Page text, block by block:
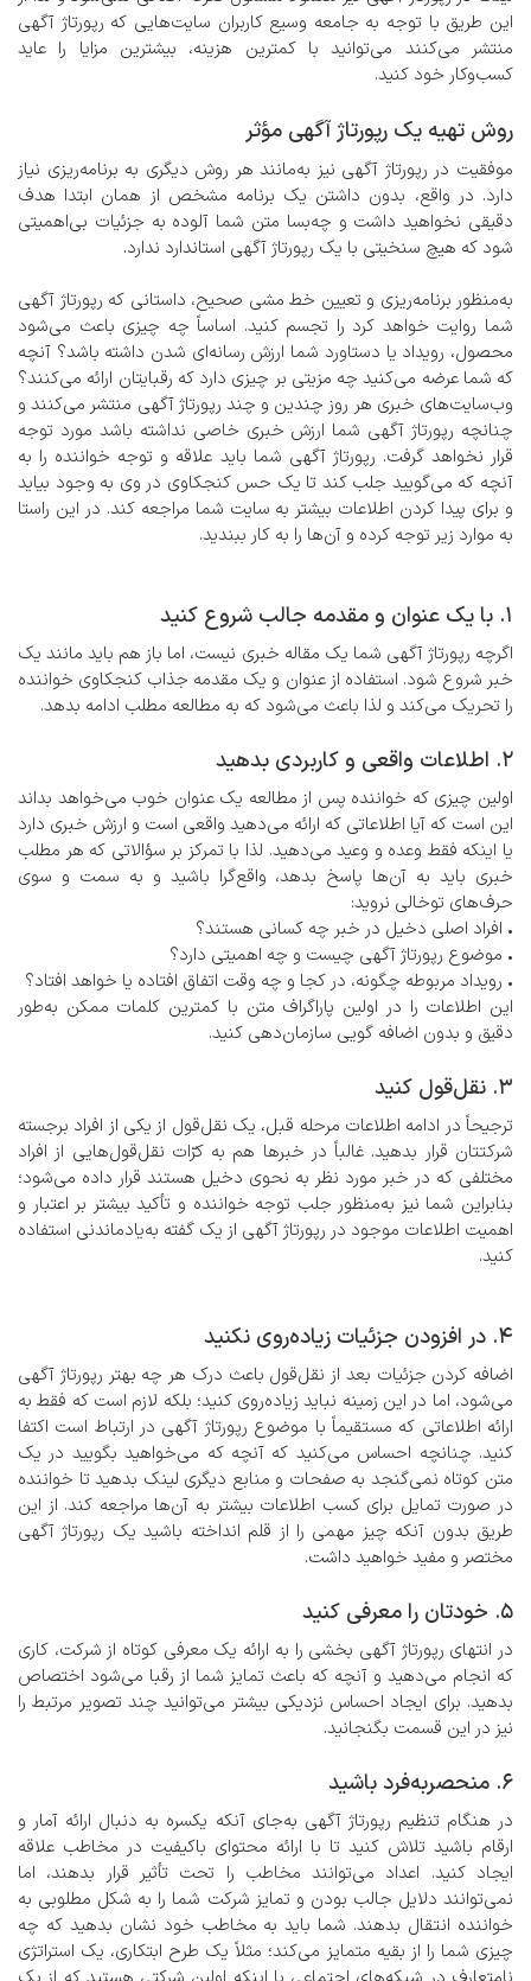
این طریق با توجه به جامعه وسیع کاربران سایت‌هایی که رپورتاژ آگهی
منتشر می‌کنند می‌توانید با کمترین هزینه، بیشترین مزایا را عاید
کسب‌وکار خود کنید.
روش تهیه یک رپورتاژ آگهی مؤثر
موفقیت در رپورتاژ آگهی نیز به‌مانند هر روش دیگری به برنامه‌ریزی نیاز
دارد. در واقع، بدون داشتن یک برنامه مشخص از همان ابتدا هدف
دقیقی نخواهید داشت و چه‌بسا متن شما آلوده به جزئیات بی‌اهمیتی
شود که هیچ سنخیتی با یک رپورتاژ آگهی استاندارد ندارد.
به‌منظور برنامه‌ریزی و تعیین خط مشی صحیح، داستانی که رپورتاژ آگهی
شما روایت خواهد کرد را تجسم کنید. اساساً چه چیزی باعث می‌شود
محصول، رویداد یا دستاورد شما ارزش رسانه‌ای شدن داشته باشد؟ آنچه
که شما عرضه می‌کنید چه مزیتی بر چیزی دارد که رقبایتان ارائه می‌کنند؟
وب‌سایت‌های خبری هر روز چندین و چند رپورتاژ آگهی منتشر می‌کنند و
چنانچه رپورتاژ آگهی شما ارزش خبری خاصی نداشته باشد مورد توجه
قرار نخواهد گرفت. رپورتاژ آگهی شما باید علاقه و توجه خواننده را به
آنچه که می‌گویید جلب کند تا یک حس کنجکاوی در وی به وجود بیاید
و برای پیدا کردن اطلاعات بیشتر به سایت شما مراجعه کند. در این راستا
به موارد زیر توجه کرده و آن‌ها را به کار ببندید.
1. با یک عنوان و مقدمه جالب شروع کنید
اگرچه رپورتاژ آگهی شما یک مقاله خبری نیست، اما باز هم باید مانند یک
خبر شروع شود. استفاده از عنوان و یک مقدمه جذاب کنجکاوی خواننده
را تحریک می‌کند و لذا باعث می‌شود که به مطالعه مطلب ادامه بدهد.
2. اطلاعات واقعی و کاربردی بدهید
اولین چیزی که خواننده پس از مطالعه یک عنوان خوب می‌خواهد بداند
این است که آیا اطلاعاتی که ارائه می‌دهید واقعی است و ارزش خبری دارد
یا اینکه فقط وعده و وعید می‌دهید. لذا با تمرکز بر سؤالاتی که هر مطلب
خبری باید به آن‌ها پاسخ بدهد، واقع‌گرا باشید و به سمت و سوی
حرف‌های توخالی نروید:
• افراد اصلی دخیل در خبر چه کسانی هستند؟
• موضوع رپورتاژ آگهی چیست و چه اهمیتی دارد؟
• رویداد مربوطه چگونه، در کجا و چه وقت اتفاق افتاده یا خواهد افتاد؟
این اطلاعات را در اولین پاراگراف متن با کمترین کلمات ممکن به‌طور
دقیق و بدون اضافه گویی سازمان‌دهی کنید.
3. نقل‌قول کنید
ترجیحاً در ادامه اطلاعات مرحله قبل، یک نقل‌قول از یکی از افراد برجسته
شرکتتان قرار بدهید. غالباً در خبرها هم به کرّات نقل‌قول‌هایی از افراد
مختلفی که در خبر مورد نظر به نحوی دخیل هستند قرار داده می‌شود؛
بنابراین شما نیز به‌منظور جلب توجه خواننده و تأکید بیشتر بر اعتبار و
اهمیت اطلاعات موجود در رپورتاژ آگهی از یک گفته به‌یادماندنی استفاده
کنید.
4. در افزودن جزئیات زیاده‌روی نکنید
اضافه کردن جزئیات بعد از نقل‌قول باعث درک هر چه بهتر رپورتاژ آگهی
می‌شود، اما در این زمینه نباید زیاده‌روی کنید؛ بلکه لازم است که فقط به
ارائه اطلاعاتی که مستقیماً با موضوع رپورتاژ آگهی در ارتباط است اکتفا
کنید. چنانچه احساس می‌کنید که آنچه که می‌خواهید بگویید در یک
متن کوتاه نمی‌گنجد به صفحات و منابع دیگری لینک بدهید تا خواننده
در صورت تمایل برای کسب اطلاعات بیشتر به آن‌ها مراجعه کند. از این
طریق بدون آنکه چیز مهمی را از قلم انداخته باشید یک رپورتاژ آگهی
مختصر و مفید خواهید داشت.
5. خودتان را معرفی کنید
در انتهای رپورتاژ آگهی بخشی را به ارائه یک معرفی کوتاه از شرکت، کاری
که انجام می‌دهید و آنچه که باعث تمایز شما از رقبا می‌شود اختصاص
بدهید. برای ایجاد احساس نزدیکی بیشتر می‌توانید چند تصویر مرتبط را
نیز در این قسمت بگنجانید.
6. منحصربه‌فرد باشید
در هنگام تنظیم رپورتاژ آگهی به‌جای آنکه یکسره به دنبال ارائه آمار و
ارقام باشید تلاش کنید تا با ارائه محتوای باکیفیت در مخاطب علاقه
ایجاد کنید. اعداد می‌توانند مخاطب را تحت تأثیر قرار بدهند، اما
نمی‌توانند دلایل جالب بودن و تمایز شرکت شما را به شکل مطلوبی به
خواننده انتقال بدهند. شما باید به مخاطب خود نشان بدهید که چه
چیزی شما را از بقیه متمایز می‌کند؛ مثلاً یک طرح ابتکاری، یک استراتژی